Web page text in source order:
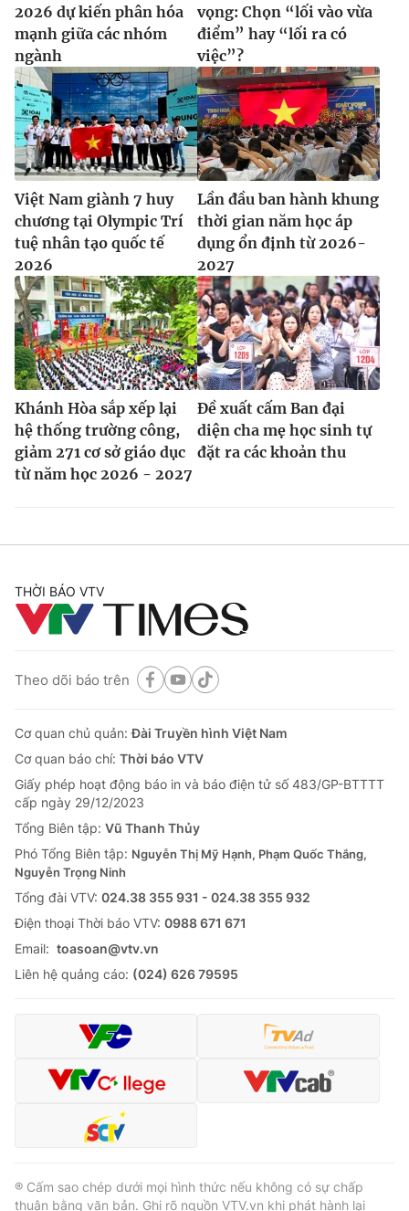
THỜI BÁO VTV
Theo dõi báo trên
Cơ quan chủ quản:
Đài Truyền hình Việt Nam
Cơ quan báo chí:Thời báo VTV
Giấy phép hoạt động báo in và báo điện tử số 483/GP-BTTTT
cấp ngày 29/12/2023
Tổng Biên tập:Vũ Thanh Thủy
Phó Tổng Biên tập:Nguyễn Thị Mỹ Hạnh, Phạm Quốc Thắng,
Nguyễn Trọng Ninh
Tổng đài VTV:024.38 355 931 - 024.38 355 932
Ðiện thoại Thời báo VTV:024.66 897 897
Email:toasoan@vtv.vn
Liên hệ quảng cáo:024-7300.7108
thuận bằng văn bản. Ghi rõ nguồn VTV.vn khi phát hành lại
2026 dự kiến phân hóa
mạnh giữa các nhóm
ngành
vọng: Chọn “lối vào vừa
điểm” hay “lối ra có
việc”?
Việt Nam giành 7 huy
chương tại Olympic Trí
tuệ nhân tạo quốc tế
2026
Lần đầu ban hành khung
thời gian năm học áp
dụng ổn định từ 2026-
2027
Khánh Hòa sắp xếp lại
hệ thống trường công,
giảm 271 cơ sở giáo dục
từ năm học 2026 - 2027
Đề xuất cấm Ban đại
diện cha mẹ học sinh tự
đặt ra các khoản thu
THỜI BÁO VTV
Theo dõi báo trên
Cơ quan chủ quản:Đài Truyền hình Việt Nam
Cơ quan báo chí: Thời báo VTV
Giấy phép hoạt động báo in và báo điện tử số 483/GP-BTTTT
cấp ngày 29/12/2023
Tổng Biên tập: Vũ Thanh Thủy
Phó Tổng Biên tập: Nguyễn Thị Mỹ Hạnh, Phạm Quốc Thắng,
Nguyễn Trọng Ninh
Tổng đài VTV: 024.38 355 931 - 024.38 355 932
Ðiện thoại Thời báo VTV: 0988 671 671
Email: toasoan@vtv.vn
Liên hệ quảng cáo: (024) 626 79595
® Cấm sao chép dưới mọi hình thức nếu không có sự chấp
thuận bằng văn bản. Ghi rõ nguồn VTV.vn khi phát hành lại